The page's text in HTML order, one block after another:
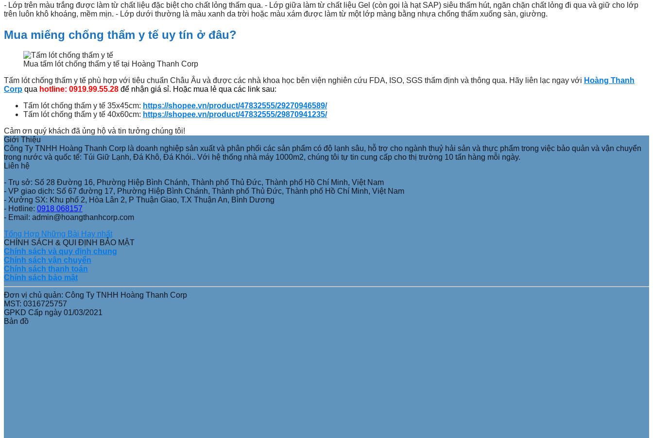
- Lớp trên màu trắng được làm từ chất liệu đặc biệt cho chất lỏng thấm qua. - Lớp giữa làm từ chất liệu Gel (còn gọi là hạt SAP) siêu thấm hút, ngăn chặn chất lỏng đi qua và giữ cho lớp
trên luôn khô khoáng, mềm mịn. - Lớp dưới thường là màu xanh da trời hoặc màu xám được làm từ một lớp màng bằng nhựa chống thấm xuống sàn, giường.
Mua miếng chống thấm y tế uy tín ở đâu?
Mua tấm lót chống thấm y tế tại Hoàng Thanh Corp
Tấm lót chống thấm y tế phù hợp với tiêu chuẩn Châu Âu và được các nhà khoa học bên viện nghiên cứu FDA, ISO, SGS thẩm định và thông qua. Hãy liên lạc ngay với Hoàng Thanh
Corp qua hotline: 0919.99.55.28 để nhận giá sỉ. Hoặc mua lẻ qua các link sau:
Tấm lót chống thấm y tế 35x45cm: https://shopee.vn/product/47832555/29270946589/
Tấm lót chống thấm y tế 40x60cm: https://shopee.vn/product/47832555/29870941235/
Cảm ơn quý khách đã ủng hộ và tin tưởng chúng tôi!
Giới Thiệu
Công Ty TNHH Hoàng Thanh Corp là doanh nghiệp sản xuất và phân phối các sản phẩm có độ lạnh sâu, hỗ trợ cho ngành thuỷ hải sản và thực phẩm trong việc bảo quản và vận chuyển
trong nước và quốc tế: Túi Giữ Lạnh, Đá Khô, Đá Khói.. Với hệ thống nhà máy 1000m2, chúng tôi tự tin cung cấp cho thị trường 10 tấn hàng mỗi ngày.
Liên hệ
- Trụ sở: Số 28 Đường 16, Phường Hiệp Bình Chánh, Thành phố Thủ Đức, Thành phố Hồ Chí Minh, Việt Nam
- VP giao dịch: Số 67 đường 17, Phường Hiệp Bình Chánh, Thành phố Thủ Đức, Thành phố Hồ Chí Minh, Việt Nam
- Xưởng SX: Khu phố 2, Hòa Lân 2, P Thuận Giao, T.X Thuận An, Bình Dương
- Hotline: 0918 068157
- Email: admin@hoangthanhcorp.com
Tổng Hợp Những Bài Hay nhất
CHÍNH SÁCH & QUI ĐỊNH BẢO MẬT
Chính sách và quy định chung
Chính sách vận chuyển
Chính sách thanh toán
Chính sách bảo mật
Đơn vị chủ quản: Công Ty TNHH Hoàng Thanh Corp
MST: 0316725757
GPKD Cấp ngày 01/03/2021
Bản đồ